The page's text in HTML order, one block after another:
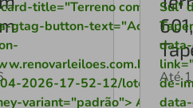
title="Terreno com
gtag-button-text="Acessar o
2026-17-52-12/lote_id/
variant="padrão"> Acessar o
Até
Sul"
de-